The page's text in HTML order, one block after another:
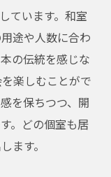
ています。和室
途や人数に合わ
の伝統を感じな
楽しむことがで
を保ちつつ、開
。どの個室も居
ます。